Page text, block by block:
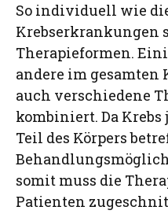
So individuell wie
Krebserkrankungen
Therapieformen.
andere im gesamten
auch verschiedene
kombiniert. Da Krebs
Teil des Körpers
somit muss die
Patienten